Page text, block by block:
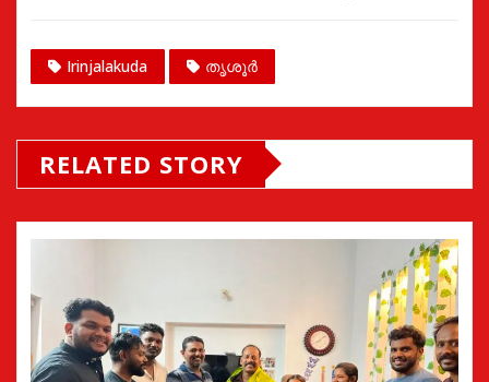
Irinjalakuda തൃശൂർ
RELATED STORY